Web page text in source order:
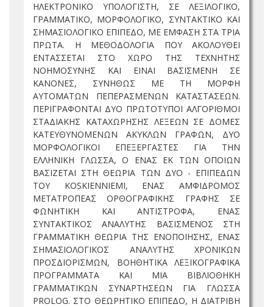
ΗΛΕΚΤΡΟΝΙΚΟ ΥΠΟΛΟΓΙΣΤΗ, ΣΕ ΛΕΞΙΛΟΓΙΚΟ,
ΓΡΑΜΜΑΤΙΚΟ, ΜΟΡΦΟΛΟΓΙΚΟ, ΣΥΝΤΑΚΤΙΚΟ ΚΑΙ
ΣΗΜΑΣΙΟΛΟΓΙΚΟ ΕΠΙΠΕΔΟ, ΜΕ ΕΜΦΑΣΗ ΣΤΑ ΤΡΙΑ
ΠΡΩΤΑ. Η ΜΕΘΟΔΟΛΟΓΙΑ ΠΟΥ ΑΚΟΛΟΥΘΕΙ
ΕΝΤΑΣΣΕΤΑΙ ΣΤΟ ΧΩΡΟ ΤΗΣ ΤΕΧΝΗΤΗΣ
ΝΟΗΜΟΣΥΝΗΣ ΚΑΙ ΕΙΝΑΙ ΒΑΣΙΣΜΕΝΗ ΣΕ
ΚΑΝΟΝΕΣ, ΣΥΝΗΘΩΣ ΜΕ ΤΗ ΜΟΡΦΗ
ΑΥΤΟΜΑΤΩΝ ΠΕΠΕΡΑΣΜΕΝΩΝ ΚΑΤΑΣΤΑΣΕΩΝ.
ΠΕΡΙΓΡΑΦΟΝΤΑΙ ΔΥΟ ΠΡΩΤΟΤΥΠΟΙ ΑΛΓΟΡΙΘΜΟΙ
ΣΤΑΔΙΑΚΗΣ ΚΑΤΑΧΩΡΗΣΗΣ ΛΕΞΕΩΝ ΣΕ ΔΟΜΕΣ
ΚΑΤΕΥΘΥΝΟΜΕΝΩΝ ΑΚΥΚΛΩΝ ΓΡΑΦΩΝ, ΔΥΟ
ΜΟΡΦΟΛΟΓΙΚΟΙ ΕΠΕΞΕΡΓΑΣΤΕΣ ΓΙΑ ΤΗΝ
ΕΛΛΗΝΙΚΗ ΓΛΩΣΣΑ, Ο ΕΝΑΣ ΕΚ ΤΩΝ ΟΠΟΙΩΝ
ΒΑΣΙΖΕΤΑΙ ΣΤΗ ΘΕΩΡΙΑ ΤΩΝ ΔΥΟ - ΕΠΙΠΕΔΩΝ
ΤΟΥ KOSKIENNIEMI, ΕΝΑΣ ΑΜΦΙΔΡΟΜΟΣ
ΜΕΤΑΤΡΟΠΕΑΣ ΟΡΘΟΓΡΑΦΙΚΗΣ ΓΡΑΦΗΣ ΣΕ
ΦΩΝΗΤΙΚΗ ΚΑΙ ΑΝΤΙΣΤΡΟΦΑ, ΕΝΑΣ
ΣΥΝΤΑΚΤΙΚΟΣ ΑΝΑΛΥΤΗΣ ΒΑΣΙΣΜΕΝΟΣ ΣΤΗ
ΓΡΑΜΜΑΤΙΚΗ ΘΕΩΡΙΑ ΤΗΣ ΕΝΟΠΟΙΗΣΗΣ, ΕΝΑΣ
ΣΗΜΑΣΙΟΛΟΓΙΚΟΣ ΑΝΑΛΥΤΗΣ ΧΡΟΝΙΚΩΝ
ΠΡΟΣΔΙΟΡΙΣΜΩΝ, ΒΟΗΘΗΤΙΚΑ ΛΕΞΙΚΟΓΡΑΦΙΚΑ
ΠΡΟΓΡΑΜΜΑΤΑ ΚΑΙ ΜΙΑ ΒΙΒΛΙΟΘΗΚΗ
ΓΡΑΜΜΑΤΙΚΩΝ ΣΥΝΑΡΤΗΣΕΩΝ ΓΙΑ ΓΛΩΣΣΑ
PROLOG. ΣΤΟ ΘΕΩΡΗΤΙΚΟ ΕΠΙΠΕΔΟ, Η ΔΙΑΤΡΙΒΗ